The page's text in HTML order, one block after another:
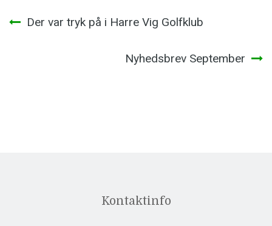
Indlægsnavigation
Der var tryk på i Harre Vig Golfklub
Nyhedsbrev September
Kontaktinfo